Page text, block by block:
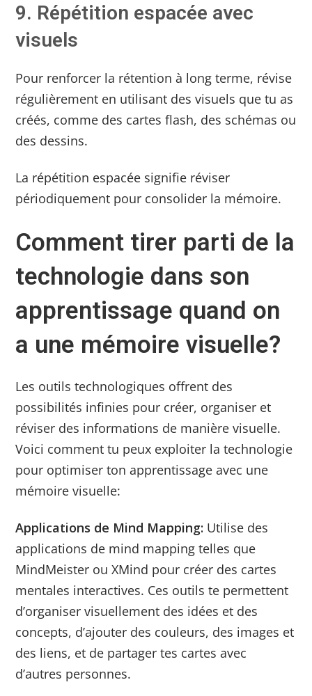
9. Répétition espacée avec
visuels
Pour renforcer la rétention à long terme, révise
régulièrement en utilisant des visuels que tu as
créés, comme des cartes flash, des schémas ou
des dessins.
La répétition espacée signifie réviser
périodiquement pour consolider la mémoire.
Comment tirer parti de la
technologie dans son
apprentissage quand on
a une mémoire visuelle?
Les outils technologiques offrent des
possibilités infinies pour créer, organiser et
réviser des informations de manière visuelle.
Voici comment tu peux exploiter la technologie
pour optimiser ton apprentissage avec une
mémoire visuelle:
Applications de Mind Mapping: Utilise des
applications de mind mapping telles que
MindMeister ou XMind pour créer des cartes
mentales interactives. Ces outils te permettent
d’organiser visuellement des idées et des
concepts, d’ajouter des couleurs, des images et
des liens, et de partager tes cartes avec
d’autres personnes.